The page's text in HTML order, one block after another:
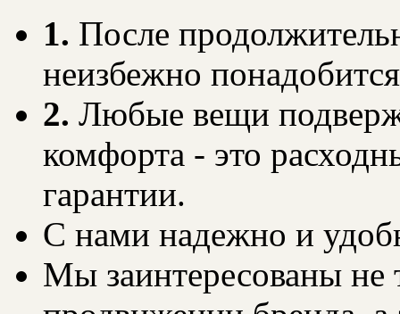
1. После
неизбежно
2. Любые вещи
комфорта - это
гарантии.
С нами надежно и
Мы заинтересованы не